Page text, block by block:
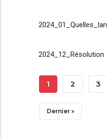
2024_12_Résolution
Pagination
Page
Courante
1 Page
2 3
Dernière
Dernier »